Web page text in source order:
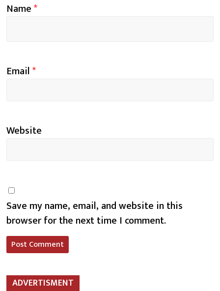
Name*
Email*
Website
Save my name, email, and website in this
browser for the next time I comment.
ADVERTISMENT